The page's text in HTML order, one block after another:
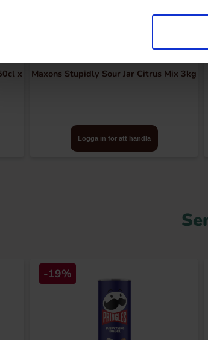
x
Maxons Stupidly Sour Jar Citrus Mix 3kg
Logga in för att handla
-19%